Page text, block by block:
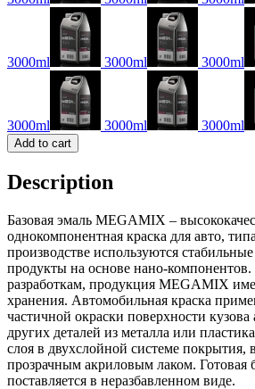
3000ml 3000ml 3000ml
3000ml 3000ml 3000ml
Add to cart
Description
Базовая эмаль MEGAMIX –
однокомпонентная краска для авто,
производстве используются
продукты на основе нано-
разработкам, продукция MEGAMIX
хранения. Автомобильная краска
частичной окраски поверхности
других деталей из металла или
слоя в двухслойной системе покрытия,
прозрачным акриловым лаком. Готовая
поставляется в неразбавленном виде.